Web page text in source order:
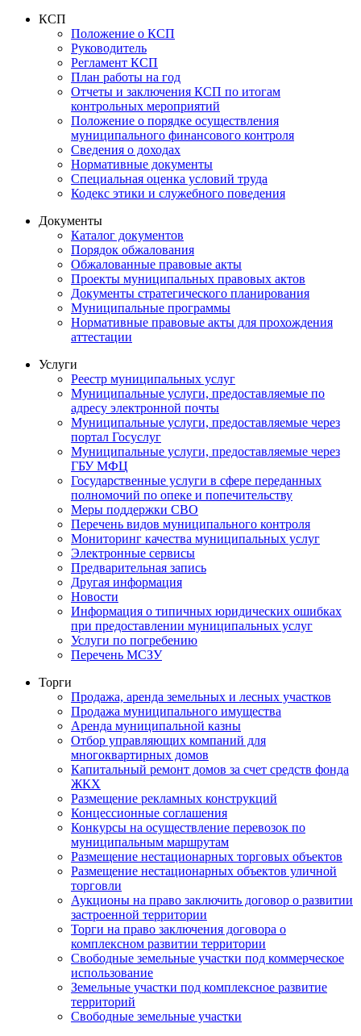
КСП
Положение о КСП
Руководитель
Регламент КСП
План работы на год
Отчеты и заключения КСП по итогам
контрольных мероприятий
Положение о порядке осуществления
муниципального финансового контроля
Сведения о доходах
Нормативные документы
Специальная оценка условий труда
Кодекс этики и служебного поведения
Документы
Каталог документов
Порядок обжалования
Обжалованные правовые акты
Проекты муниципальных правовых актов
Документы стратегического планирования
Муниципальные программы
Нормативные правовые акты для прохождения
аттестации
Услуги
Реестр муниципальных услуг
Муниципальные услуги, предоставляемые по
адресу электронной почты
Муниципальные услуги, предоставляемые через
портал Госуслуг
Муниципальные услуги, предоставляемые через
ГБУ МФЦ
Государственные услуги в сфере переданных
полномочий по опеке и попечительству
Меры поддержки СВО
Перечень видов муниципального контроля
Мониторинг качества муниципальных услуг
Электронные сервисы
Предварительная запись
Другая информация
Новости
Информация о типичных юридических ошибках
при предоставлении муниципальных услуг
Услуги по погребению
Перечень МСЗУ
Торги
Продажа, аренда земельных и лесных участков
Продажа муниципального имущества
Аренда муниципальной казны
Отбор управляющих компаний для
многоквартирных домов
Капитальный ремонт домов за счет средств фонда
ЖКХ
Размещение рекламных конструкций
Концессионные соглашения
Конкурсы на осуществление перевозок по
муниципальным маршрутам
Размещение нестационарных торговых объектов
Размещение нестационарных объектов уличной
торговли
Аукционы на право заключить договор о развитии
застроенной территории
Торги на право заключения договора о
комплексном развитии территории
Свободные земельные участки под коммерческое
использование
Земельные участки под комплексное развитие
территорий
Свободные земельные участки